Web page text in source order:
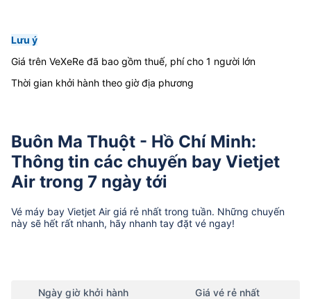
Lưu ý
Giá trên VeXeRe đã bao gồm thuế, phí cho 1 người lớn
Thời gian khởi hành theo giờ địa phương
Buôn Ma Thuột - Hồ Chí Minh:
Thông tin các chuyến bay Vietjet
Air trong 7 ngày tới
Vé máy bay Vietjet Air giá rẻ nhất trong tuần. Những chuyến
này sẽ hết rất nhanh, hãy nhanh tay đặt vé ngay!
Ngày giờ khởi hành Giá vé rẻ nhất